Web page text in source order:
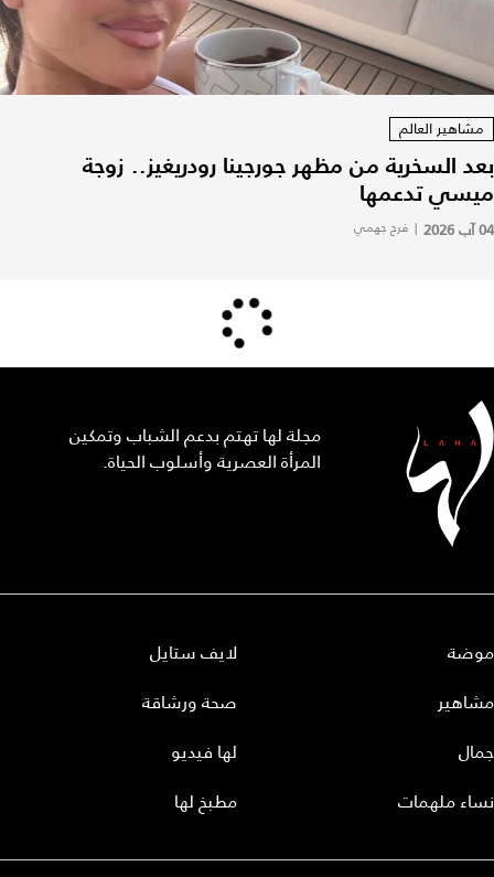
مشاهير العالم
بعد السخرية من مظهر جورجينا رودريغيز.. زوجة
ميسي تدعمها
04 آب 2026 | فرح جهمي
مجلة لها تهتم بدعم الشباب وتمكين
المرأة العصرية وأسلوب الحياة.
موضة
مشاهير
جمال
نساء ملهمات
لايف ستايل
صحة ورشاقة
لها فيديو
مطبخ لها